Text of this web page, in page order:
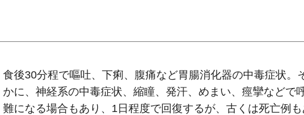
食後30分程で嘔吐、下痢、腹痛など胃腸消化器の中毒症状。
かに、神経系の中毒症状、縮瞳、発汗、めまい、痙攣などで
難になる場合もあり、1日程度で回復するが、古くは死亡例